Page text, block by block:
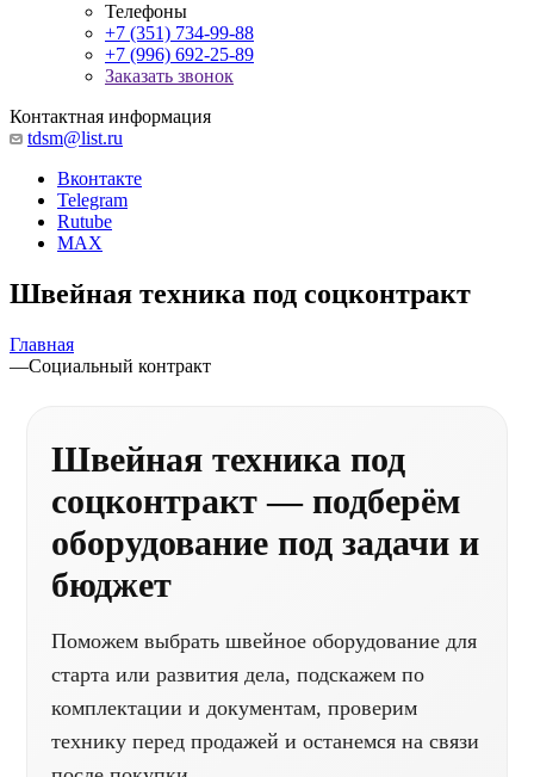
Телефоны
+7 (351) 734-99-88
+7 (996) 692-25-89
Заказать звонок
Контактная информация
tdsm@list.ru
Вконтакте
Telegram
Rutube
MAX
Швейная техника под соцконтракт
Главная
—Социальный контракт
Швейная техника под
соцконтракт — подберём
оборудование под задачи и
бюджет
Поможем выбрать швейное оборудование для
старта или развития дела, подскажем по
комплектации и документам, проверим
технику перед продажей и останемся на связи